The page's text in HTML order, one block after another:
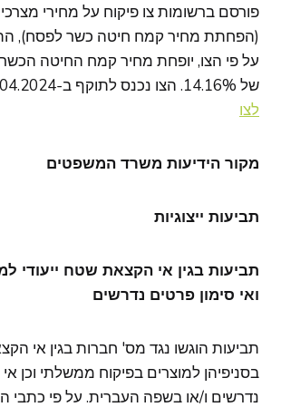
פורסם ברשומות צו פיקוח על מחירי
על פי הצו, יופחת מחיר קמח החיטה
של 14.16%. הצו נכנס לתוקף ב-14.04.2024. להלן
לצו
מקור הידיעות משרד המשפטים
תביעות ייצוגיות
תביעות בגין אי הקצאת שטח ייעודי
ואי סימון פרטים נדרשים
תביעות הוגשו נגד מס' חברות בגין אי
בסניפיהן למוצרים בפיקוח ממשלתי וכן
נדרשים ו/או בשפה העברית. על פי כתבי